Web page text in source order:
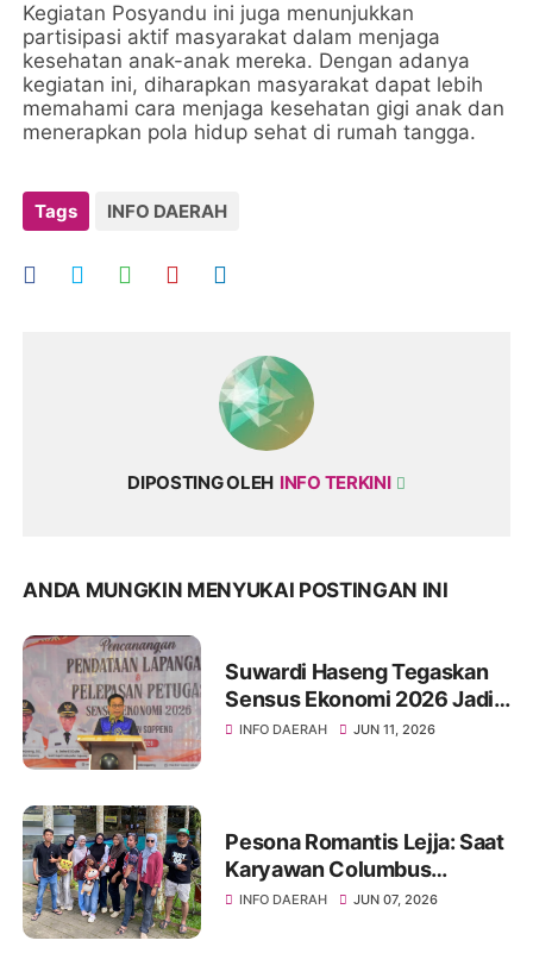
Kegiatan Posyandu ini juga menunjukkan
partisipasi aktif masyarakat dalam menjaga
kesehatan anak-anak mereka. Dengan adanya
kegiatan ini, diharapkan masyarakat dapat lebih
memahami cara menjaga kesehatan gigi anak dan
menerapkan pola hidup sehat di rumah tangga.
Tags INFO DAERAH
DIPOSTING OLEH INFO TERKINI
ANDA MUNGKIN MENYUKAI POSTINGAN INI
Suwardi Haseng Tegaskan
Sensus Ekonomi 2026 Jadi
Basis Pembangunan
INFO DAERAH JUN 11, 2026
Pesona Romantis Lejja: Saat
Karyawan Columbus
Soppeng Menenun
INFO DAERAH JUN 07, 2026